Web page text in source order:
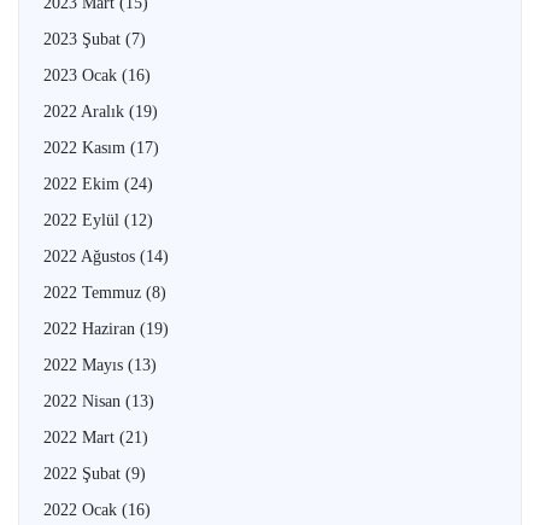
2023 Şubat (7)
2023 Ocak (16)
2022 Aralık (19)
2022 Kasım (17)
2022 Ekim (24)
2022 Eylül (12)
2022 Ağustos (14)
2022 Temmuz (8)
2022 Haziran (19)
2022 Mayıs (13)
2022 Nisan (13)
2022 Mart (21)
2022 Şubat (9)
2022 Ocak (16)